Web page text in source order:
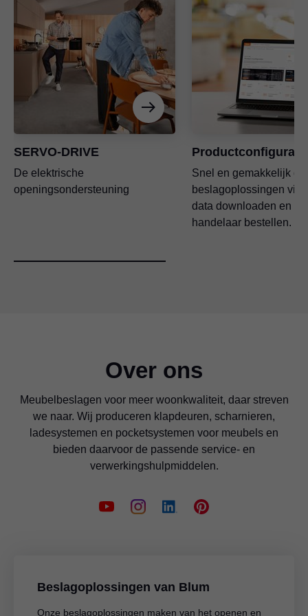
SERVO-DRIVE
De elektrische
openingsondersteuning
Snel en gemakkelijk de
beslagoplossingen
data downloaden en bij
handelaar bestellen.
Over ons
Meubelbeslagen voor meer woonkwaliteit, daar streven
we naar. Wij produceren klapdeuren, scharnieren,
ladesystemen en pocketsystemen voor meubels en
bieden daarvoor de passende service- en
verwerkingshulpmiddelen.
Beslagoplossingen van Blum
Onze beslagoplossingen maken van het openen en